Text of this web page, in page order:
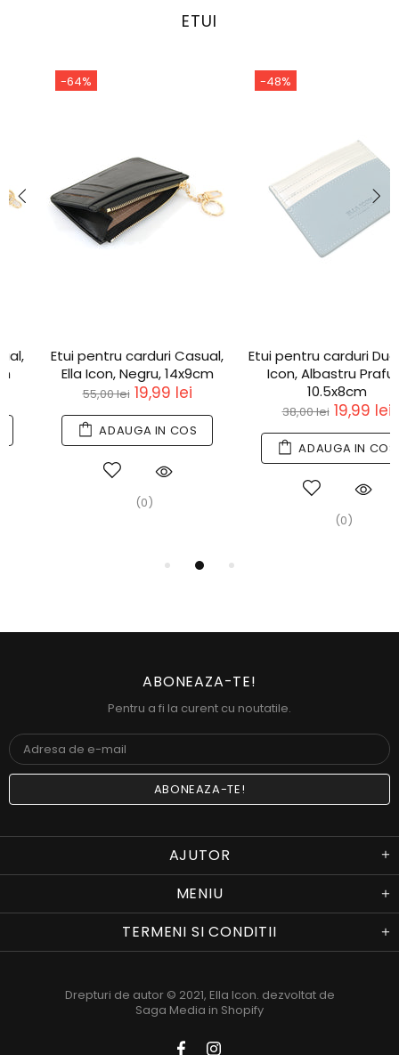
ETUI
Etui pentru carduri Casual,
Ella Icon, Negru, 14x9cm
55,00 lei 19,99 lei
ADAUGA IN COS
Etui pentru carduri Duo, Ella
Icon, Albastru Prafuit,
10.5x8cm
38,00 lei 19,99 lei
ADAUGA IN COS
ABONEAZA-TE!
Pentru a fi la curent cu noutatile.
AJUTOR
MENIU
TERMENI SI CONDITII
Drepturi de autor © 2021, Ella Icon. dezvoltat de
Saga Media in Shopify